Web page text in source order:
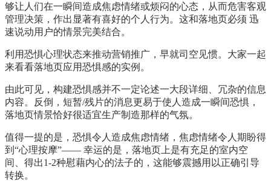
够让人们在一瞬间造成焦虑情绪或烦闷的心态，从而危害客观
管理决策，作出显著有喜好的个人行为。这和落地页必须 迅
速说动用户的情景完美结合。
利用恐惧心理状态来推动营销推广，早就司空见惯。大家一起
来看看落地页应用恐惧感的实例。
由此可见，构建恐惧感并不一定论述一大段详细、冗杂的信息
内容。反倒，短暂/残片的消息更易于使人造成一瞬间恐惧，
落地页情景恰好很适宜生产制造那样的气氛。
值得一提的是，恐惧令人造成焦虑情绪，焦虑情绪令人期盼得
到“心理按摩”—— 幸运的是，落地页上是有充足的室内空
间、得出1-2种慰藉内心的法子的，这能够震撼用以正确引导
转换。